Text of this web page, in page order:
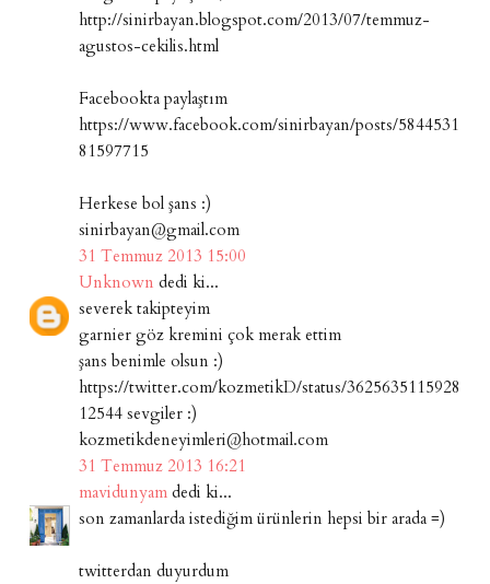
http://sinirbayan.blogspot.com/2013/07/temmuz-
agustos-cekilis.html
Facebookta paylaştım
https://www.facebook.com/sinirbayan/posts/5844531
81597715
Herkese bol şans :)
sinirbayan@gmail.com
31 Temmuz 2013 15:00
Unknown dedi ki...
severek takipteyim
garnier göz kremini çok merak ettim
şans benimle olsun :)
https://twitter.com/kozmetikD/status/3625635115928
12544 sevgiler :)
kozmetikdeneyimleri@hotmail.com
31 Temmuz 2013 16:21
mavidunyamdedi ki...
son zamanlarda istediğim ürünlerin hepsi bir arada =)
twitterdan duyurdum